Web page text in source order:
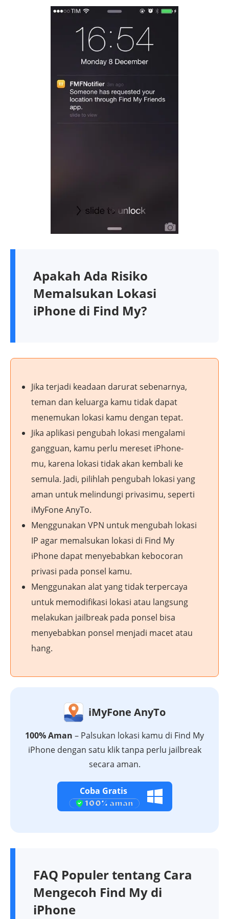
Apakah Ada Risiko
Memalsukan Lokasi
iPhone di Find My?
Jika terjadi keadaan darurat sebenarnya,
teman dan keluarga kamu tidak dapat
menemukan lokasi kamu dengan tepat.
Jika aplikasi pengubah lokasi mengalami
gangguan, kamu perlu mereset iPhone-
mu, karena lokasi tidak akan kembali ke
semula. Jadi, pilihlah pengubah lokasi yang
aman untuk melindungi privasimu, seperti
iMyFone AnyTo.
Menggunakan VPN untuk mengubah lokasi
IP agar memalsukan lokasi di Find My
iPhone dapat menyebabkan kebocoran
privasi pada ponsel kamu.
Menggunakan alat yang tidak terpercaya
untuk memodifikasi lokasi atau langsung
melakukan jailbreak pada ponsel bisa
menyebabkan ponsel menjadi macet atau
hang.
iMyFone AnyTo
100% Aman – Palsukan lokasi kamu di Find My
iPhone dengan satu klik tanpa perlu jailbreak
secara aman.
Coba Gratis
FAQ Populer tentang Cara
Mengecoh Find My di
iPhone